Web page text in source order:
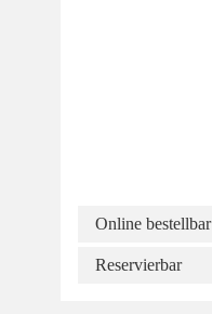
Online bestellbar
Reservierbar